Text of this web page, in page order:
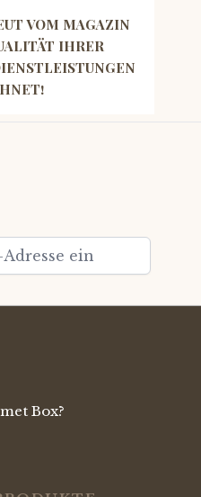
VOM MAGAZIN
IHRER
Mailadresse
Box?